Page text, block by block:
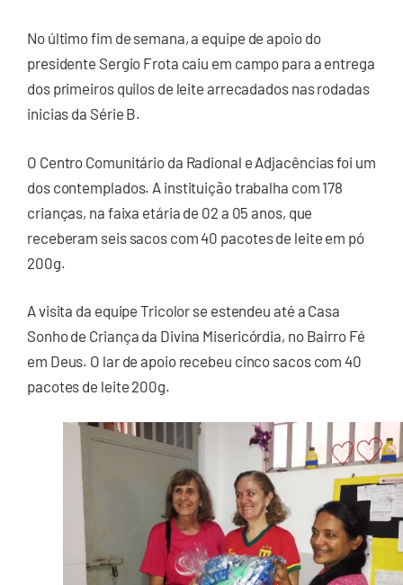
No último fim de semana, a equipe de apoio do
presidente Sergio Frota caiu em campo para a entrega
dos primeiros quilos de leite arrecadados nas rodadas
inicias da Série B.
O Centro Comunitário da Radional e Adjacências foi um
dos contemplados. A instituição trabalha com 178
crianças, na faixa etária de 02 a 05 anos, que
receberam seis sacos com 40 pacotes de leite em pó
200g.
A visita da equipe Tricolor se estendeu até a Casa
Sonho de Criança da Divina Misericórdia, no Bairro Fé
em Deus. O lar de apoio recebeu cinco sacos com 40
pacotes de leite 200g.